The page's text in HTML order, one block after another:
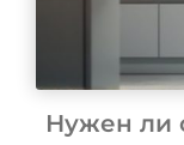
Нужен ли